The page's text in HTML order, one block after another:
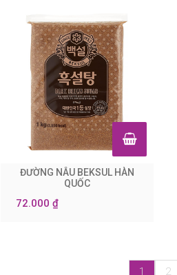
ĐƯỜNG NÂU BEKSUL HÀN
QUỐC
72.000 ₫
1 2